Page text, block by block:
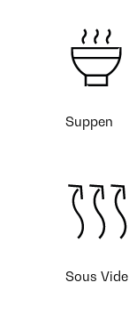
Suppen
Sous Vide